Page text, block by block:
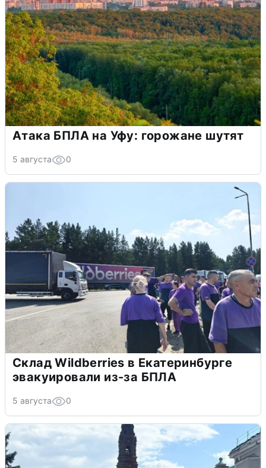
Атака БПЛА на Уфу: горожане шутят
5 августа 0
Склад Wildberries в Екатеринбурге
эвакуировали из-за БПЛА
5 августа 0